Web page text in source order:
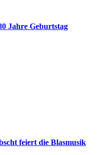
Jahre Geburtstag
feiert die Blasmusik